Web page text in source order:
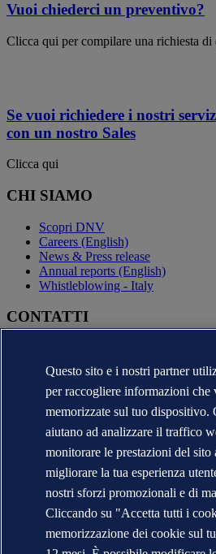
Vuoi chiederci un preventivo?
Clicca qui per compilare una richiesta
Se vuoi richiedere i nostri
con un nostro Sales
Clicca qui
CHI SIAMO
Scopri DNV
Careers (English)
News & Press release
Annual reports (English)
Whistleblowing - Italy
CONTATTI
Contatti per la stampa
Segnalazioni e Reclami
Cambio Ragione Sociale
indirizzo posta certificata
Veracity (English)
Informativa sulla privacy
Condizioni d'uso
Copyright © DNV 2026
DNV* in Italia - Ragioni Sociali e
Informazioni sui cookies
Questo sito e i nostri partner
per raccogliere informazioni che
memorizzate sul tuo dispositivo.
aiutano ad analizzare il traffico
monitorare le prestazioni del sito
migliorare la tua esperienza
nostri sforzi promozionali e di
Cliccando su "Accetta tutti i
memorizzazione dei cookie sul